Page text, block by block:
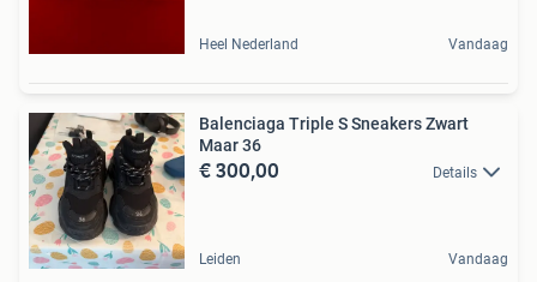
Heel Nederland Vandaag
Balenciaga Triple S Sneakers Zwart
Maar 36
€ 300,00 Details
Leiden Vandaag